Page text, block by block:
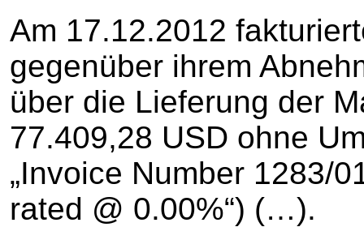
Am 17.12.2012
gegenüber ihrem
über die Lieferung der
77.409,28 USD ohne
„Invoice Number 1283/
rated @ 0.00%“) (…).